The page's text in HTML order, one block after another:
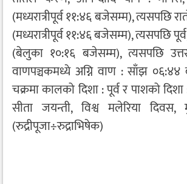
(मध्यरात्रीपूर्व ११:४६ बजेसम्म), त्यसपछि
(मध्यरात्रीपूर्व ११:४६ बजेसम्म), त्यसपछि
(बेलुका १०:१६ बजेसम्म), त्यसपछि
वाणपञ्चकमध्ये अग्नि वाण : साँझ
चक्रमा कालको दिशा : पूर्व र पाशको
सीता जयन्ती, विश्व मलेरिया
(रुद्रीपूजा÷रुद्राभिषेक)